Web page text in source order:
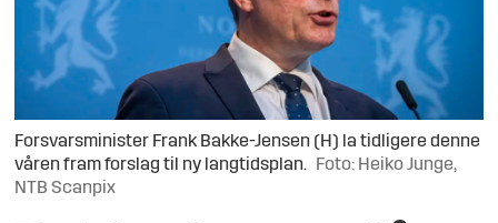
Forsvarsminister Frank Bakke-Jensen (H) la tidligere denne
våren fram forslag til ny langtidsplan.
Foto: Heiko Junge,
NTB Scanpix